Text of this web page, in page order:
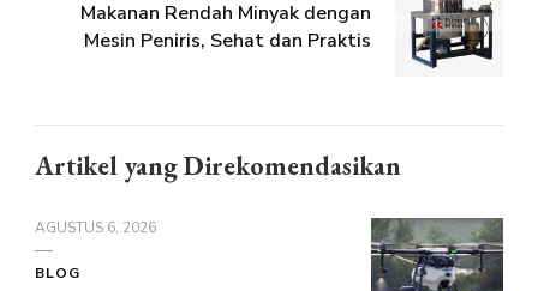
Makanan Rendah Minyak dengan
Mesin Peniris, Sehat dan Praktis
Artikel yang Direkomendasikan
AGUSTUS 6, 2026
BLOG